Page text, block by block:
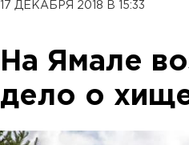
17 ДЕКАБРЯ 2018 В 15:33
На Ямале
дело о